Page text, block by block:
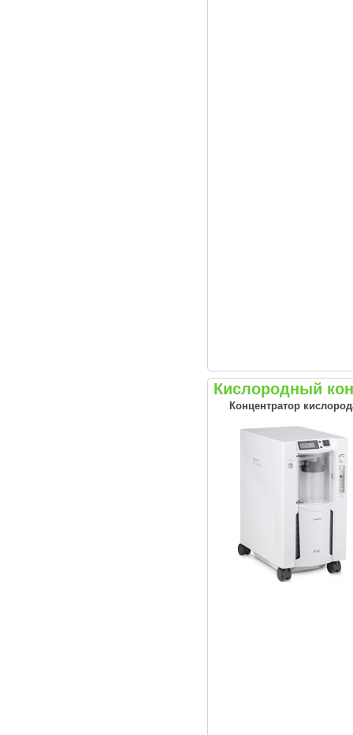
Кислородный
Концентратор